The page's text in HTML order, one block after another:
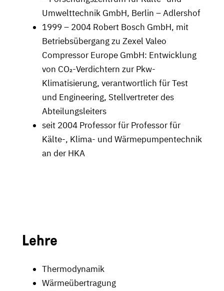
Umwelttechnik GmbH, Berlin – Adlershof
1999 – 2004 Robert Bosch GmbH, mit
Betriebsübergang zu Zexel Valeo
Compressor Europe GmbH: Entwicklung
von CO₂-Verdichtern zur Pkw-
Klimatisierung, verantwortlich für Test
und Engineering, Stellvertreter des
Abteilungsleiters
seit 2004 Professor für Professor für
Kälte-, Klima- und Wärmepumpentechnik
an der HKA
Lehre
Thermodynamik
Wärmeübertragung